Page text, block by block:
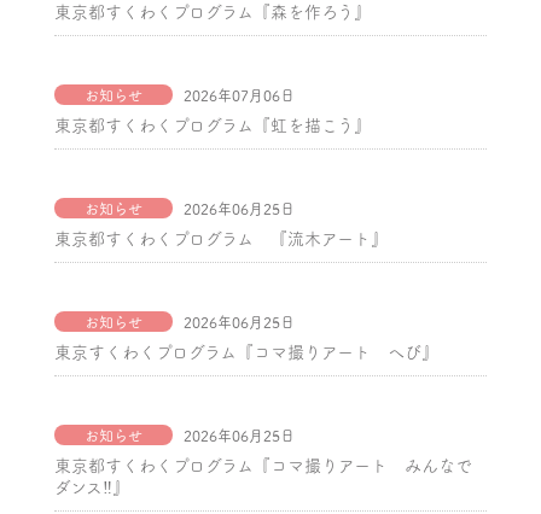
東京都すくわくプログラム『森を作ろう』
お知らせ 2026年07月06日
東京都すくわくプログラム『虹を描こう』
お知らせ 2026年06月25日
東京都すくわくプログラム 『流木アート』
お知らせ 2026年06月25日
東京すくわくプログラム『コマ撮りアート へび』
お知らせ 2026年06月25日
東京都すくわくプログラム『コマ撮りアート みんなで
ダンス‼』